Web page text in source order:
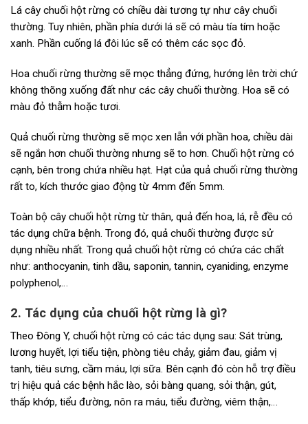
Lá cây chuối hột rừng có chiều dài tương tự như cây chuối
thường. Tuy nhiên, phần phía dưới lá sẽ có màu tía tím hoặc
xanh. Phần cuống lá đôi lúc sẽ có thêm các sọc đỏ.
Hoa chuối rừng thường sẽ mọc thẳng đứng, hướng lên trời chứ
không thõng xuống đất như các cây chuối thường. Hoa sẽ có
màu đỏ thẫm hoặc tươi.
Quả chuối rừng thường sẽ mọc xen lẫn với phần hoa, chiều dài
sẽ ngắn hơn chuối thường nhưng sẽ to hơn. Chuối hột rừng có
cạnh, bên trong chứa nhiều hạt. Hạt của quả chuối rừng thường
rất to, kích thước giao động từ 4mm đến 5mm.
Toàn bộ cây chuối hột rừng từ thân, quả đến hoa, lá, rễ đều có
tác dụng chữa bệnh. Trong đó, quả chuối thường được sử
dụng nhiều nhất. Trong quả chuối hột rừng có chứa các chất
như: anthocyanin, tinh dầu, saponin, tannin, cyaniding, enzyme
polyphenol,…
2. Tác dụng của chuối hột rừng là gì?
Theo Đông Y, chuối hột rừng có các tác dụng sau: Sát trùng,
lương huyết, lợi tiểu tiện, phòng tiêu chảy, giảm đau, giảm vị
tanh, tiêu sưng, cầm máu, lợi sữa. Bên cạnh đó còn hỗ trợ điều
trị hiệu quả các bệnh hắc lào, sỏi bàng quang, sỏi thận, gút,
thấp khớp, tiểu đường, nôn ra máu, tiểu đường, viêm thận,…